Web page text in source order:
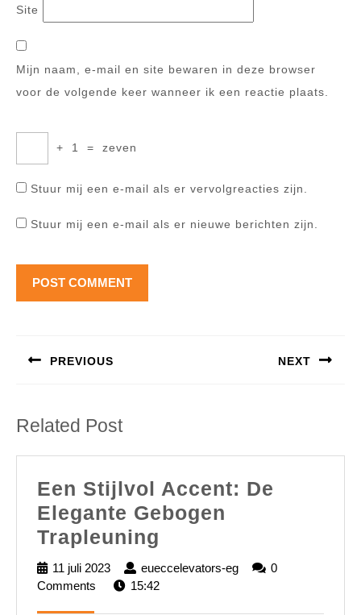
Site
Mijn naam, e-mail en site bewaren in deze browser
voor de volgende keer wanneer ik een reactie plaats.
+ 1 = zeven
Stuur mij een e-mail als er vervolgreacties zijn.
Stuur mij een e-mail als er nieuwe berichten zijn.
PREVIOUS NEXT
Related Post
Een Stijlvol Accent: De
Elegante Gebogen
Trapleuning
Stijlvol
Accent:
De
11 juli 2023
11
juli
eueccelevators-eg
eueccelevators-
0
Comments
15:42